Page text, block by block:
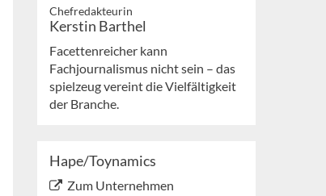
Chefredakteurin
Kerstin Barthel
Facettenreicher kann
Fachjournalismus nicht sein – das
spielzeug vereint die Vielfältigkeit
der Branche.
Hape/Toynamics
Zum Unternehmen